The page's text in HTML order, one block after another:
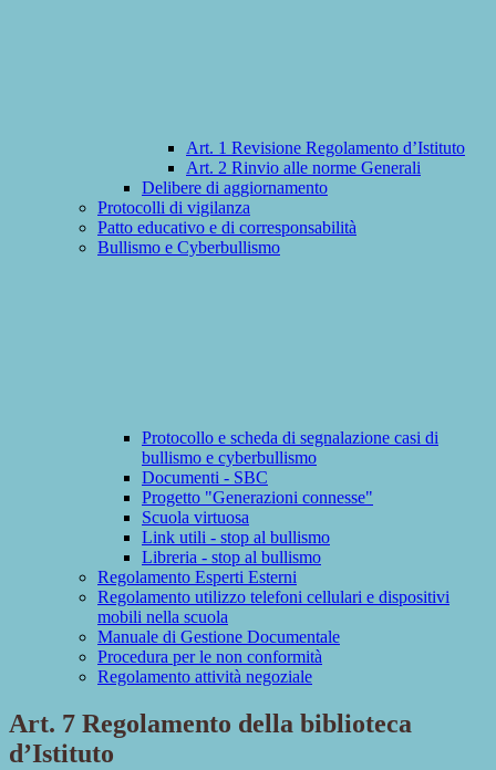
Art. 1 Revisione Regolamento d’Istituto
Art. 2 Rinvio alle norme Generali
Delibere di aggiornamento
Protocolli di vigilanza
Patto educativo e di corresponsabilità
Bullismo e Cyberbullismo
Protocollo e scheda di segnalazione casi di
bullismo e cyberbullismo
Documenti - SBC
Progetto "Generazioni connesse"
Scuola virtuosa
Link utili - stop al bullismo
Libreria - stop al bullismo
Regolamento Esperti Esterni
Regolamento utilizzo telefoni cellulari e dispositivi
mobili nella scuola
Manuale di Gestione Documentale
Procedura per le non conformità
Regolamento attività negoziale
Art. 7 Regolamento della biblioteca
d’Istituto